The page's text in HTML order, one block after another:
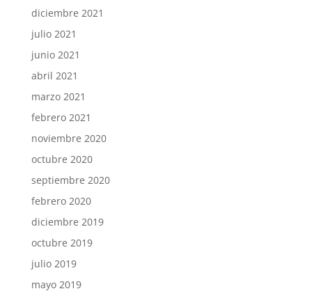
diciembre 2021
julio 2021
junio 2021
abril 2021
marzo 2021
febrero 2021
noviembre 2020
octubre 2020
septiembre 2020
febrero 2020
diciembre 2019
octubre 2019
julio 2019
mayo 2019